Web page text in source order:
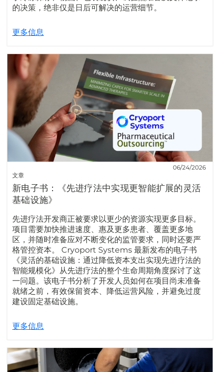
的决策，绝非仅是日后可解决的运营细节。
更多信息
文章
06/24/2026
新电子书：《先进疗法中实现更智能扩展的灵活
基础设施》
先进疗法开发商正被要求以更少的资源实现更多目标。
项目需要加快推进速度、惠及更多患者、覆盖更多地
区，并随时准备应对不断变化的监管要求，同时还要严
格管控资本。 Cryoport Systems 最新发布的电子书
《灵活的基础设施：通过降低资本支出实现先进疗法的
智能规模化》从先进疗法的整个生命周期角度探讨了这
一问题。该电子书分析了开发人员如何在项目尚未准备
就绪之前，有效保留资本、降低运营风险，并避免过度
建设固定基础设施。
更多信息